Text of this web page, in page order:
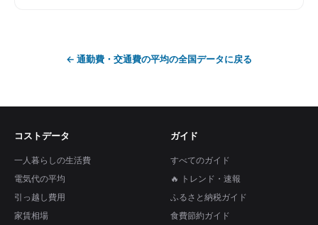
← 通勤費・交通費の平均の全国データに戻る
コストデータ
一人暮らしの生活費
電気代の平均
引っ越し費用
家賃相場
ガイド
すべてのガイド
🔥 トレンド・速報
ふるさと納税ガイド
食費節約ガイド